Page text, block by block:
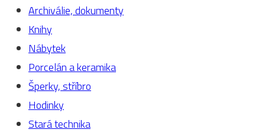
Archiválie, dokumenty
Knihy
Nábytek
Porcelán a keramika
Šperky, stříbro
Hodinky
Stará technika